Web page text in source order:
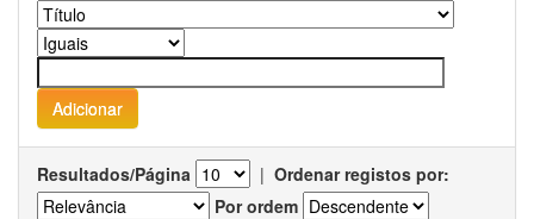
Resultados/Página | Ordenar registos por:
Por ordem